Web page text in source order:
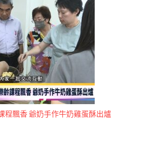
程飄香 爺奶手作牛奶雞蛋酥出爐